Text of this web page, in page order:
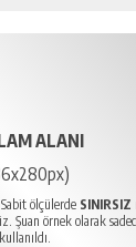
ALANI
ölçülerde SINIRSIZ
Şuan örnek olarak
kullanıldı.